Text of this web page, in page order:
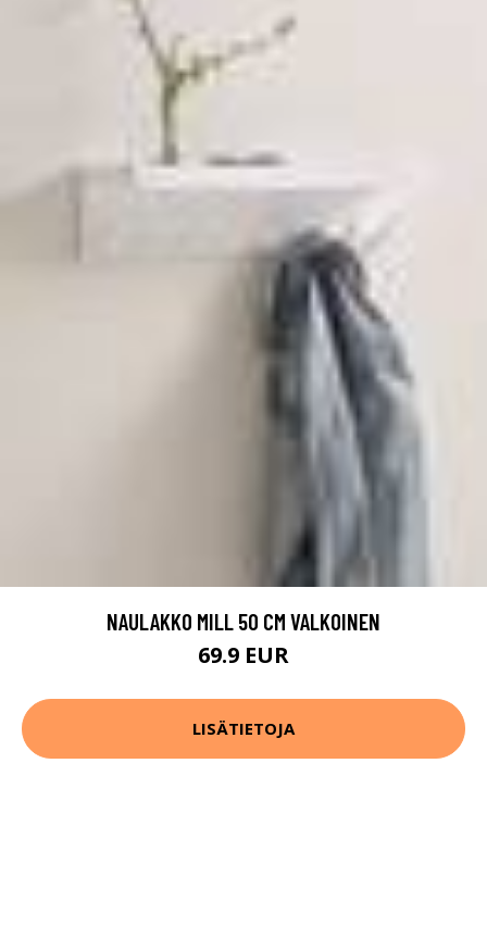
NAULAKKO MILL 50 CM VALKOINEN
69.9 EUR
LISÄTIETOJA